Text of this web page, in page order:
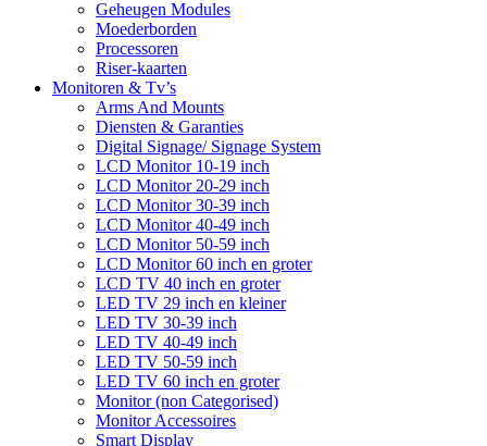
Geheugen Modules
Moederborden
Processoren
Riser-kaarten
Monitoren & Tv’s
Arms And Mounts
Diensten & Garanties
Digital Signage/ Signage System
LCD Monitor 10-19 inch
LCD Monitor 20-29 inch
LCD Monitor 30-39 inch
LCD Monitor 40-49 inch
LCD Monitor 50-59 inch
LCD Monitor 60 inch en groter
LCD TV 40 inch en groter
LED TV 29 inch en kleiner
LED TV 30-39 inch
LED TV 40-49 inch
LED TV 50-59 inch
LED TV 60 inch en groter
Monitor (non Categorised)
Monitor Accessoires
Smart Display